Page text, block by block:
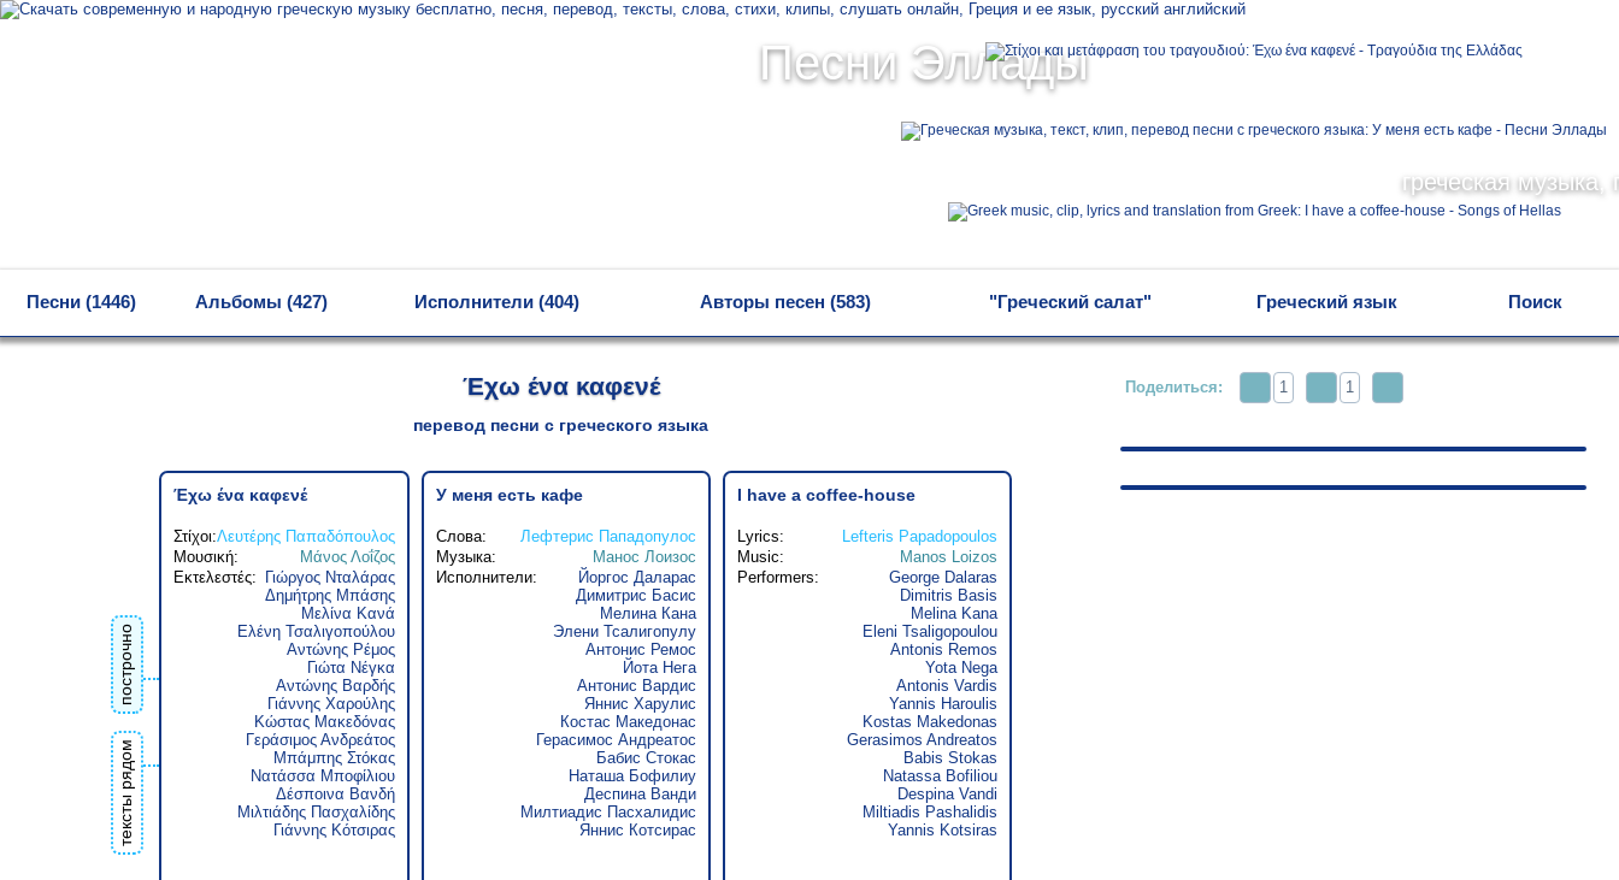
Песни Эллады
греческая музыка,
Песни (1446) Альбомы (427) Исполнители (404) Авторы песен (583) "Греческий салат" Греческий язык Поиск
Έχω ένα καφενέ
перевод песни с греческого языка
построчно
тексты рядом
Έχω ένα καφενέ
Στίχοι:Λευτέρης Παπαδόπουλος
Μουσική:
Μάνος Λοΐζος
Εκτελεστές:
Γιώργος Νταλάρας
Δημήτρης Μπάσης
Μελίνα Κανά
Ελένη Τσαλιγοπούλου
Αντώνης Ρέμος
Γιώτα Νέγκα
Αντώνης Βαρδής
Γιάννης Χαρούλης
Κώστας Μακεδόνας
Γεράσιμος Ανδρεάτος
Μπάμπης Στόκας
Νατάσσα Μποφίλιου
Δέσποινα Βανδή
Μιλτιάδης Πασχαλίδης
Γιάννης Κότσιρας
У меня есть кафе
Слова:
Лефтерис Пападопулос
Музыка:
Манос Лоизос
Исполнители:
Йоргос Даларас
Димитрис Басис
Мелина Кана
Элени Тсалигопулу
Антонис Ремос
Йота Нега
Антонис Вардис
Яннис Харулис
Костас Македонас
Герасимос Андреатос
Бабис Стокас
Наташа Бофилиу
Деспина Ванди
Милтиадис Пасхалидис
Яннис Котсирас
I have a coffee-house
Lyrics:
Lefteris Papadopoulos
Music:
Manos Loizos
Performers:
George Dalaras
Dimitris Basis
Melina Kana
Eleni Tsaligopoulou
Antonis Remos
Yota Nega
Antonis Vardis
Yannis Haroulis
Kostas Makedonas
Gerasimos Andreatos
Babis Stokas
Natassa Bofiliou
Despina Vandi
Miltiadis Pashalidis
Yannis Kotsiras
Поделиться: 1 1